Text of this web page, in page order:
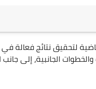
لتحقيق نتائج فعالة
الجانبية، إلى جانب